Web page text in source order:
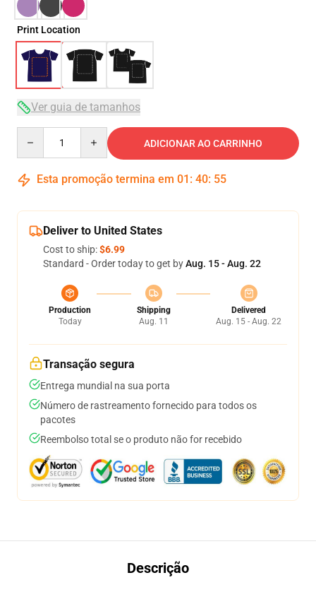
Print Location
Ver guia de tamanhos
ADICIONAR AO CARRINHO
Esta promoção termina em 01 : 40: 54
Deliver to United States
Cost to ship:$6.99
Standard - Order today to get byAug. 15 - Aug. 22
Production
Today
Shipping
Aug. 11
Delivered
Aug. 15 - Aug. 22
Transação segura
Entrega mundial na sua porta
Número de rastreamento fornecido para todos os
pacotes
Reembolso total se o produto não for recebido
Descrição